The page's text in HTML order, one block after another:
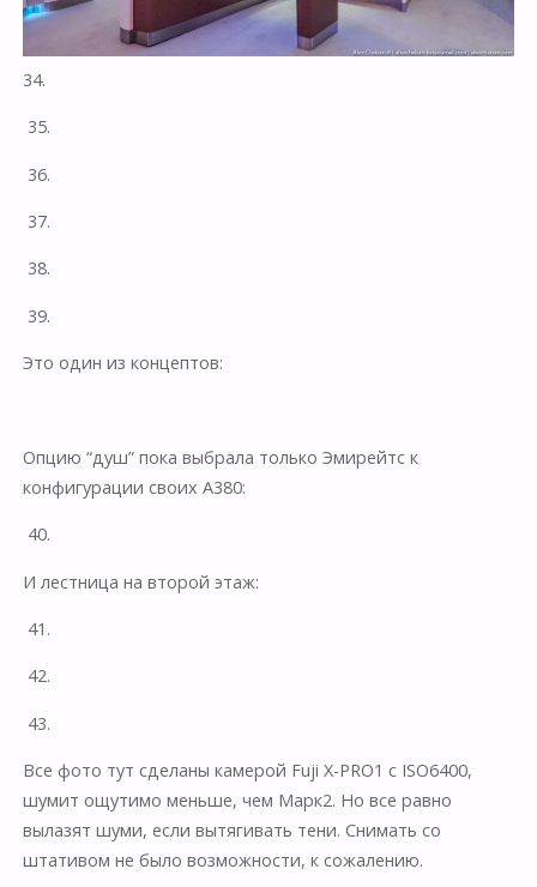
34.
35.
36.
37.
38.
39.
Это один из концептов:
Опцию “душ” пока выбрала только Эмирейтс к
конфигурации своих А380:
40.
И лестница на второй этаж:
41.
42.
43.
Все фото тут сделаны камерой Fuji X-PRO1 с ISO6400,
шумит ощутимо меньше, чем Марк2. Но все равно
вылазят шуми, если вытягивать тени. Снимать со
штативом не было возможности, к сожалению.